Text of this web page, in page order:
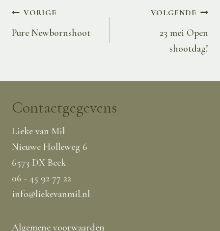
Bericht
navigatie
VORIGE
Pure Newbornshoot
VOLGENDE
23 mei Open
shootdag!
Contactgegevens
Lieke van Mil
Nieuwe Holleweg 6
6573 DX Beek
06 - 45 92 77 22
info@liekevanmil.nl
Algemene voorwaarden